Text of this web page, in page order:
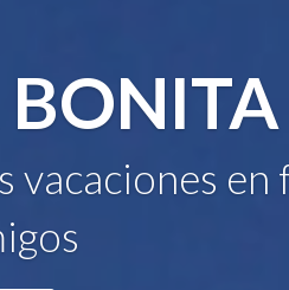
vacaciones en